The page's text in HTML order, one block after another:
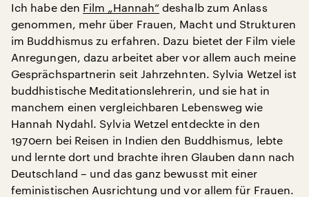
Ich habe den Film „Hannah“ deshalb zum Anlass
genommen, mehr über Frauen, Macht und Strukturen
im Buddhismus zu erfahren. Dazu bietet der Film viele
Anregungen, dazu arbeitet aber vor allem auch meine
Gesprächspartnerin seit Jahrzehnten. Sylvia Wetzel ist
buddhistische Meditationslehrerin, und sie hat in
manchem einen vergleichbaren Lebensweg wie
Hannah Nydahl. Sylvia Wetzel entdeckte in den
1970ern bei Reisen in Indien den Buddhismus, lebte
und lernte dort und brachte ihren Glauben dann nach
Deutschland – und das ganz bewusst mit einer
feministischen Ausrichtung und vor allem für Frauen.